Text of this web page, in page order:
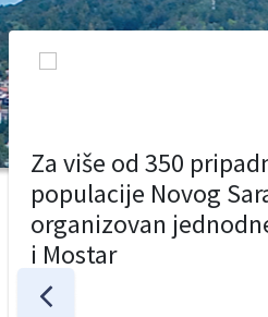
Za više od 350
populacije Novog
organizovan
i Mostar